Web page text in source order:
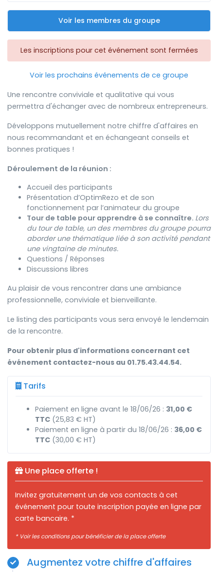
Voir les membres du groupe
Les inscriptions pour cet événement sont fermées
Voir les prochains événements de ce groupe
Une rencontre conviviale et qualitative qui vous
permettra d'échanger avec de nombreux entrepreneurs.
Développons mutuellement notre chiffre d'affaires en
nous recommandant et en échangeant conseils et
bonnes pratiques !
Déroulement de la réunion :
Accueil des participants
Présentation d’OptimRezo et de son
fonctionnement par l’animateur du groupe
Tour de table pour apprendre à se connaître. Lors
du tour de table, un des membres du groupe pourra
aborder une thématique liée à son activité pendant
une vingtaine de minutes.
Questions / Réponses
Discussions libres
Au plaisir de vous rencontrer dans une ambiance
professionnelle, conviviale et bienveillante.
Le listing des participants vous sera envoyé le lendemain
de la rencontre.
Pour obtenir plus d'informations concernant cet
événement contactez-nous au 01.75.43.44.54.
Tarifs
Paiement en ligne avant le 18/06/26 : 31,00 €
TTC (25,83 € HT)
Paiement en ligne à partir du 18/06/26 : 36,00 €
TTC (30,00 € HT)
Une place offerte !
Invitez gratuitement un de vos contacts à cet
événement pour toute inscription payée en ligne par
carte bancaire. *
* Voir les conditions pour bénéficier de la place offerte
Augmentez votre chiffre d'affaires